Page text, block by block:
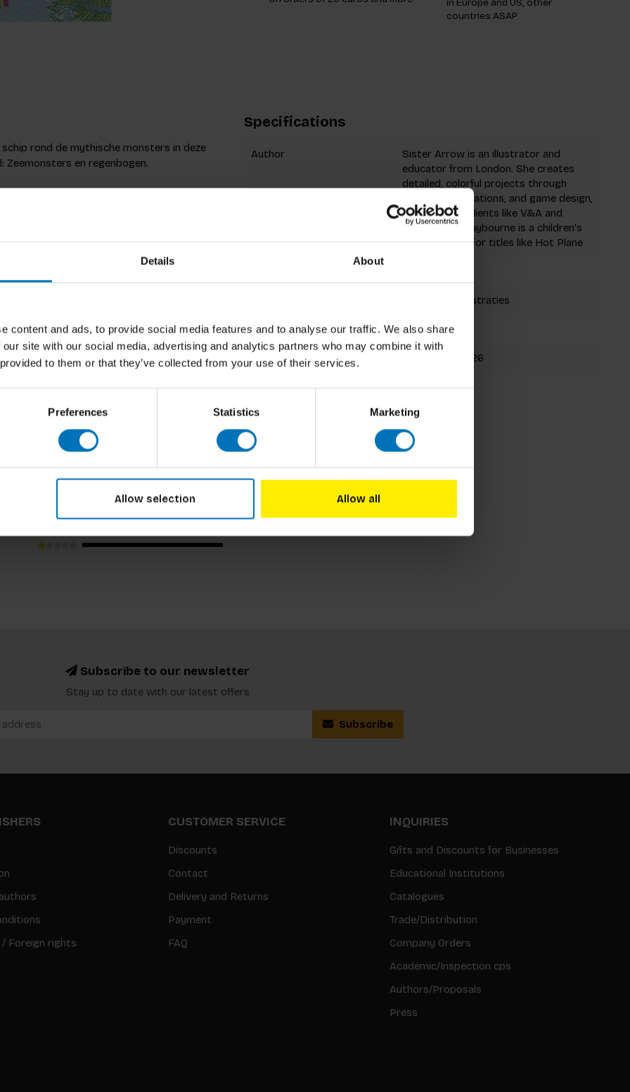
Details About
content and ads, to provide social media features and to analyse our traffic. We also share
site with our social media, advertising and analytics partners who may combine it with
to them or that they’ve collected from your use of their services.
Preferences Statistics Marketing
Allow selection Allow all
in Europe and US, other
countries ASAP
rond de mythische monsters in deze
Zeemonsters en regenbogen.
mythes en legendes laten zich
start sturen! Het boekje onthult hun
van Loch Ness tot de veelkoppige Hydra
Welkom in de waterige wereld van
Ze werkt met haar tekeningen, animaties
klanten zijn onder andere het V&A en Okido.
titels zijn Hot Planet en The Mermaid Atlas
Specifications
Author
Sister Arrow is an illustrator and
educator from London. She creates
detailed, colorful projects through
drawings, animations, and game design,
working with clients like V&A and
Okido. Anna Claybourne is a children's
author known for titles like Hot Plane
boekje met illustraties
Dimensions 220x220mm
ISBN 9789492938626
Published Fall 2021
Subscribe to our newsletter
Stay up to date with our latest offers
Subscribe
/ Foreign rights
CUSTOMER SERVICE
Discounts
Contact
Delivery and Returns
Payment
FAQ
INQUIRIES
Gifts and Discounts for Businesses
Educational Institutions
Catalogues
Trade/Distribution
Company Orders
Academic/Inspection cps
Authors/Proposals
Press